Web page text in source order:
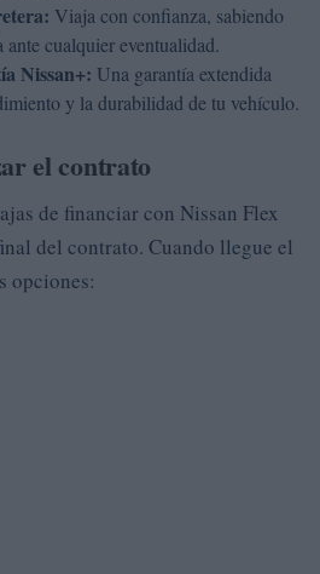
Viaja con confianza, sabiendo
ante cualquier eventualidad.
Nissan+: Una garantía extendida
y la durabilidad de tu vehículo.
el contrato
de financiar con Nissan Flex
del contrato. Cuando llegue el
opciones: